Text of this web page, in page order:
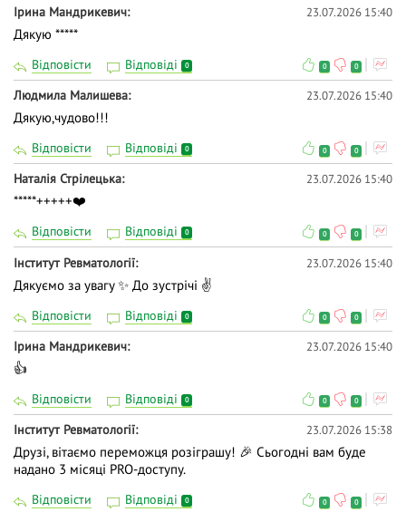
Ірина Мандрикевич 23.07.2026 15:40
Дякую *****
Відповісти Відповіді 0 0 0
Людмила Малишева 23.07.2026 15:40
Дякую,чудово!!!
Відповісти Відповіді 0 0 0
Наталія Стрілецька 23.07.2026 15:40
*****+++++❤️
Відповісти Відповіді 0 0 0
Iнститут Ревматології 23.07.2026 15:40
Дякуємо за увагу ✨ До зустрічі ✌️
Відповісти Відповіді 0 0 0
Ірина Мандрикевич 23.07.2026 15:40
👍
Відповісти Відповіді 0 0 0
Iнститут Ревматології 23.07.2026 15:38
Друзі, вітаємо переможця розіграшу! 🎉 Сьогодні вам буде
надано 3 місяці PRO-доступу.
Відповісти Відповіді 0 0 0